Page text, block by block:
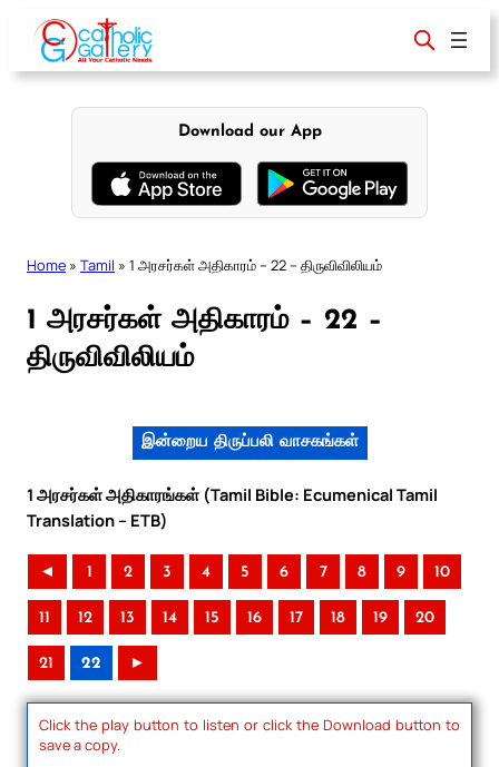
content
Download our App
Home » Tamil » 1 அரசர்கள் அதிகாரம் – 22 – திருவிவிலியம்
1 அரசர்கள் அதிகாரம் – 22 –
திருவிவிலியம்
இன்றைய திருப்பலி வாசகங்கள்
1 அரசர்கள் அதிகாரங்கள் (Tamil Bible: Ecumenical Tamil
Translation – ETB)
◄ 1 2 3 4 5 6 7 8 9 10
11 12 13 14 15 16 17 18 19 20
21 22 ►
Click the play button to listen or click the Download button to
save a copy.